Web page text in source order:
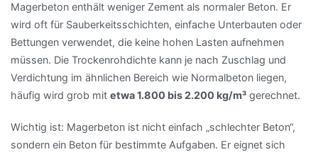
Magerbeton enthält weniger Zement als normaler Beton. Er
wird oft für Sauberkeitsschichten, einfache Unterbauten oder
Bettungen verwendet, die keine hohen Lasten aufnehmen
müssen. Die Trockenrohdichte kann je nach Zuschlag und
Verdichtung im ähnlichen Bereich wie Normalbeton liegen,
häufig wird grob mit etwa 1.800 bis 2.200 kg/m³ gerechnet.
Wichtig ist: Magerbeton ist nicht einfach „schlechter Beton“,
sondern ein Beton für bestimmte Aufgaben. Er eignet sich